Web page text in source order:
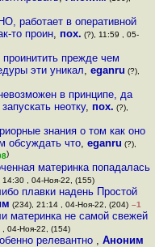
работает в оперативной
то проин, пох. (?), 11:59 , 05-
прежде чем
эти уникал, eganru (?),
в принципе, да
неотку, пох. (?),
знания о том как оно
обсуждать что, eganru (?),
)
материнка попадалась
14:30 , 04-Ноя-22, (155)
плавки надень Простой
(234), 21:14 , 04-Ноя-22, (204) –1
материнка не самой свежей
04-Ноя-22, (154)
релевантно ,Аноним